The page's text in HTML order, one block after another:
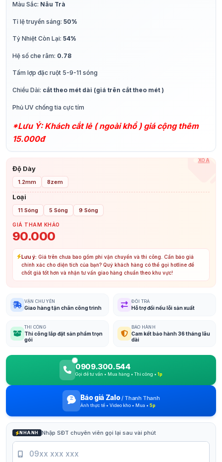
Màu Sắc: Nâu Trà
Tỉ lệ truyền sáng: 50%
Tỷ Nhiệt Còn Lại: 54%
Hệ số che râm: 0.78
Tấm lợp đặc ruột 5-9-11 sóng
Chiều Dài: cắt theo mét dài (giá trên cắt theo mét )
Phủ UV chống tia cực tím
*Lưu Ý: Khách cắt lẻ ( ngoài khổ ) giá cộng thêm
15.000đ
Độ Dày
1.2mm 8zem
Loại
11 Sóng 5 Sóng 9 Sóng
XÓA
GIÁ THAM KHẢO
90.000
Lưu ý: Giá trên chưa bao gồm phí vận chuyển và thi công. Cần báo giá
chính xác cho diện tích của bạn? Quý khách hàng có thể gọi hotline để
chốt giá tốt hơn và nhận tư vấn giao hàng chuẩn theo khu vực!
VẬN CHUYỂN
Giao hàng tận chân công trình
ĐỔI TRẢ
Hỗ trợ đổi nếu lỗi sản xuất
THI CÔNG
Thi công lắp đặt sản phẩm trọn
gói
BẢO HÀNH
Cam kết bảo hành 36 tháng lâu
dài
0909.300.544
Gọi để tư vấn • Mua hàng • Thi công • 1p
Báo giá Zalo/ Thanh Thanh
Ảnh thực tế • Video kho • Mua • 5p
NHANH Nhập SĐT chuyên viên gọi lại sau vài phút